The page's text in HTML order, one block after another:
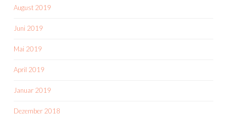
August 2019
Juni 2019
Mai 2019
April 2019
Januar 2019
Dezember 2018